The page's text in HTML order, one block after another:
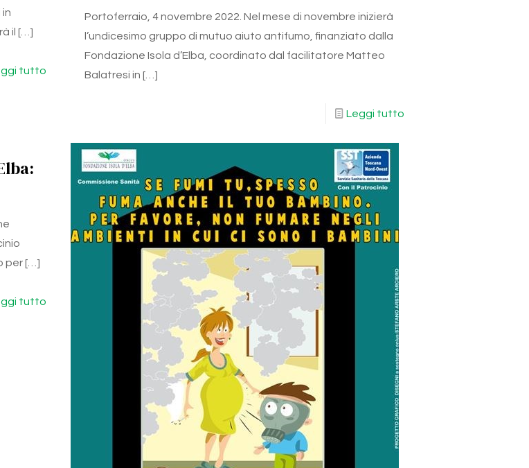
il […]
tutto
Portoferraio, 4 novembre 2022. Nel mese di novembre inizierà
l’undicesimo gruppo di mutuo aiuto antifumo, finanziato dalla
Fondazione Isola d’Elba, coordinato dal facilitatore Matteo
Balatresi in […]
Leggi tutto
per[…]
tutto